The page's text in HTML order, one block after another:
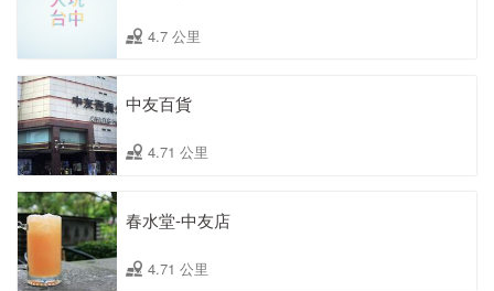
4.7 公里
中友百貨
4.71 公里
春水堂-中友店
4.71 公里